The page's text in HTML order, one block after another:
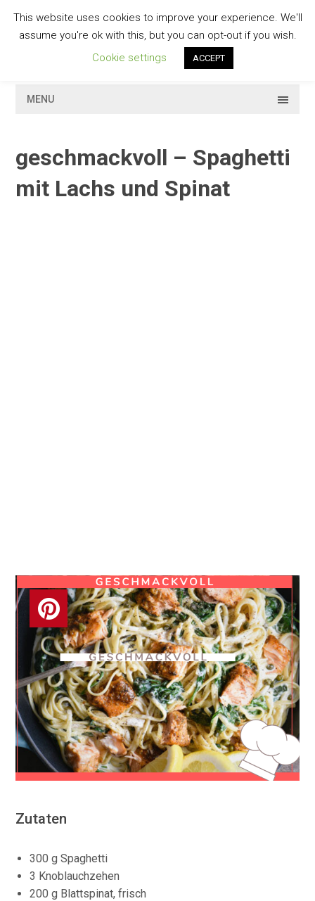
contentGESCHMACKVOLL
MENU
geschmackvoll – Spaghetti
mit Lachs und Spinat
Zutaten
300 g Spaghetti
3 Knoblauchzehen
200 g Blattspinat, frisch
This website uses cookies to improve your experience. We'll
assume you're ok with this, but you can opt-out if you wish.
Cookie settings
ACCEPT